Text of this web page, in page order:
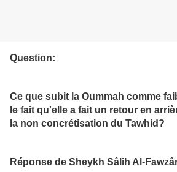
Question:
Ce que subit la Oummah comme
le fait qu'elle a fait un retour en
la non concrétisation du Tawhid?
Réponse de Sheykh Sâlih Al-